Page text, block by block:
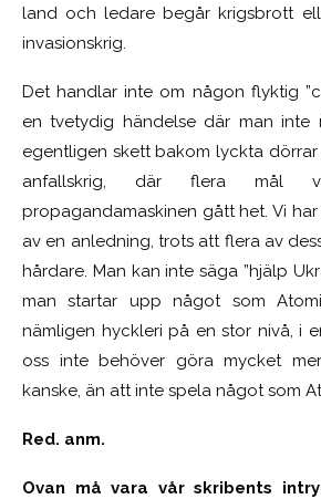
land och ledare begår krigsbrott
invasionskrig.
Det handlar inte om någon flyktig
en tvetydig händelse där man inte
egentligen skett bakom lyckta
anfallskrig, där flera mål
propagandamaskinen gått het. Vi
av en anledning, trots att flera av
hårdare. Man kan inte säga ”hjälp
man startar upp något som
nämligen hyckleri på en stor nivå, i
oss inte behöver göra mycket
kanske, än att inte spela något som
Red. anm.
Ovan må vara vår skribents